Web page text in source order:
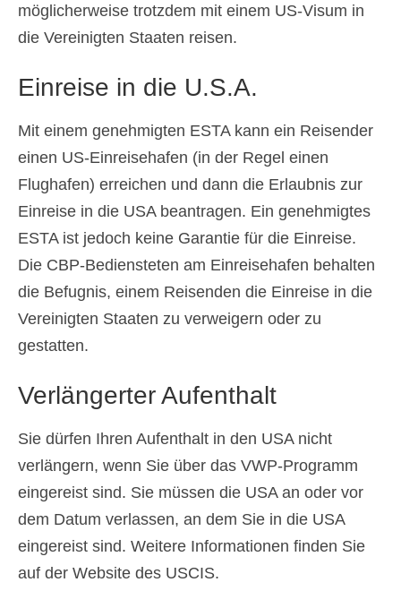
möglicherweise trotzdem mit einem US-Visum in
die Vereinigten Staaten reisen.
Einreise in die U.S.A.
Mit einem genehmigten ESTA kann ein Reisender
einen US-Einreisehafen (in der Regel einen
Flughafen) erreichen und dann die Erlaubnis zur
Einreise in die USA beantragen. Ein genehmigtes
ESTA ist jedoch keine Garantie für die Einreise.
Die CBP-Bediensteten am Einreisehafen behalten
die Befugnis, einem Reisenden die Einreise in die
Vereinigten Staaten zu verweigern oder zu
gestatten.
Verlängerter Aufenthalt
Sie dürfen Ihren Aufenthalt in den USA nicht
verlängern, wenn Sie über das VWP-Programm
eingereist sind. Sie müssen die USA an oder vor
dem Datum verlassen, an dem Sie in die USA
eingereist sind. Weitere Informationen finden Sie
auf der Website des USCIS.